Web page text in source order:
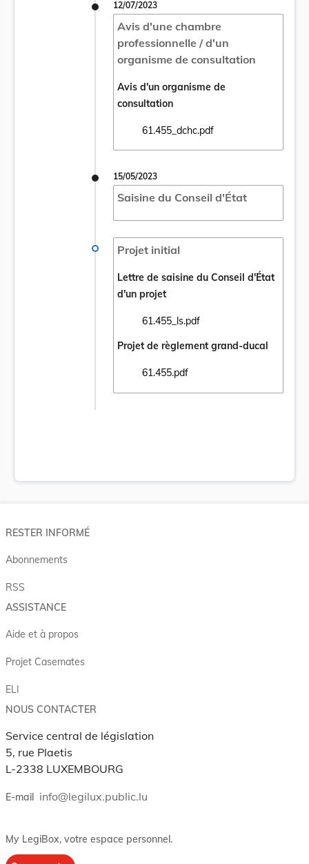
12/07/2023
Avis d'une chambre
professionnelle / d'un
organisme de consultation
Avis d'un organisme de
consultation
61.455_dchc.pdf
Ouvrir le document 61.455_dchc.pdf dans
15/05/2023
Saisine du Conseil d'État
Projet initial
Lettre de saisine du Conseil d'État
d'un projet
61.455_ls.pdf
Ouvrir le document 61.455_ls.pdf dans un
Projet de règlement grand-ducal
61.455.pdf
Ouvrir le document 61.455.pdf dans un
RESTER INFORMÉ
Abonnements
RSS
ASSISTANCE
Aide et à propos
Projet Casemates
ELI
NOUS CONTACTER
Service central de législation
5, rue Plaetis
L-2338 LUXEMBOURG
E-mail info@legilux.public.lu
My LegiBox, votre espace personnel.